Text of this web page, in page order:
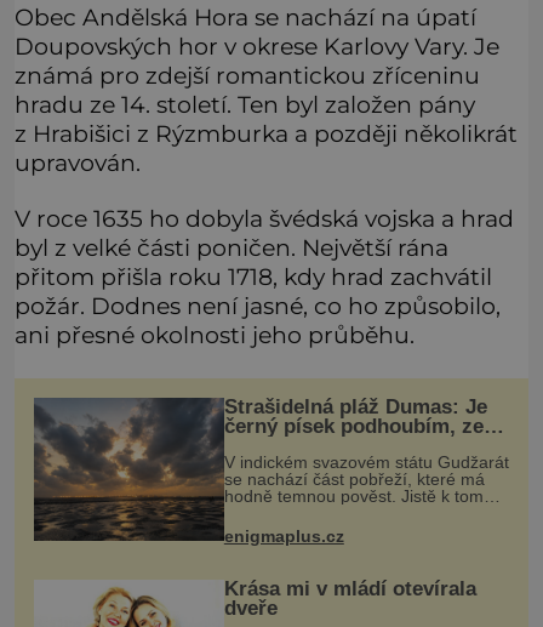
Obec Andělská Hora se nachází na úpatí
Doupovských hor v okrese Karlovy Vary. Je
známá pro zdejší romantickou zříceninu
hradu ze 14. století. Ten byl založen pány
z Hrabišici z Rýzmburka a později několikrát
upravován.
V roce 1635 ho dobyla švédská vojska a hrad
byl z velké části poničen. Největší rána
přitom přišla roku 1718, kdy hrad zachvátil
požár. Dodnes není jasné, co ho způsobilo,
ani přesné okolnosti jeho průběhu.
Strašidelná pláž Dumas: Je
černý písek podhoubím, ze
V indickém svazovém státu Gudžarát
se nachází část pobřeží, které má
hodně temnou pověst. Jistě k tomu
přispívá i černý písek této pláže.
Proč má pláž takové netypické
zbarvení? Nakolik jsou pravdivé
enigmaplus.cz
Krása mi v mládí otevírala
dveře